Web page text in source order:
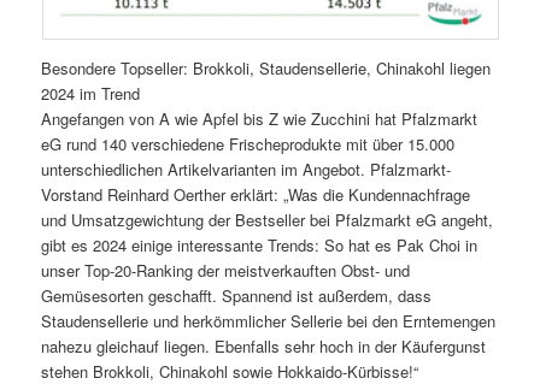
Besondere Topseller: Brokkoli, Staudensellerie, Chinakohl liegen
2024 im Trend
Angefangen von A wie Apfel bis Z wie Zucchini hat Pfalzmarkt
eG rund 140 verschiedene Frischeprodukte mit über 15.000
unterschiedlichen Artikelvarianten im Angebot. Pfalzmarkt-
Vorstand Reinhard Oerther erklärt: „Was die Kundennachfrage
und Umsatzgewichtung der Bestseller bei Pfalzmarkt eG angeht,
gibt es 2024 einige interessante Trends: So hat es Pak Choi in
unser Top-20-Ranking der meistverkauften Obst- und
Gemüsesorten geschafft. Spannend ist außerdem, dass
Staudensellerie und herkömmlicher Sellerie bei den Erntemengen
nahezu gleichauf liegen. Ebenfalls sehr hoch in der Käufergunst
stehen Brokkoli, Chinakohl sowie Hokkaido-Kürbisse!“